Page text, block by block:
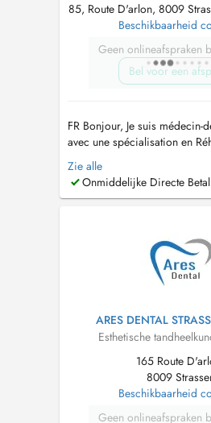
85, Route D'arlon, 8009
Beschikbaarheid
Geen onlineafspraken
Bel voor een
FR Bonjour, Je suis médecin-
avec une spécialisation en
Esthétique. Au fil des ans, j'ai
des techniques et de la
réhabilitation esthétique et
Zie alle
Onmiddelijke Directe
ARES DENTAL
Esthetische
165 Route
8009
Beschikbaarheid
Geen onlineafspraken